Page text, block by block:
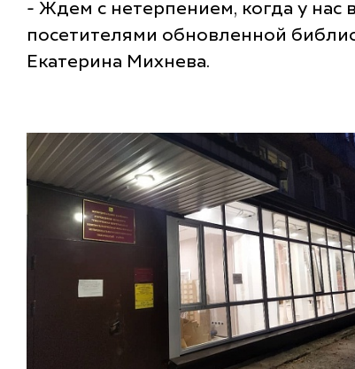
- Ждем с нетерпением, когда у нас
посетителями обновленной
Екатерина Михнева.